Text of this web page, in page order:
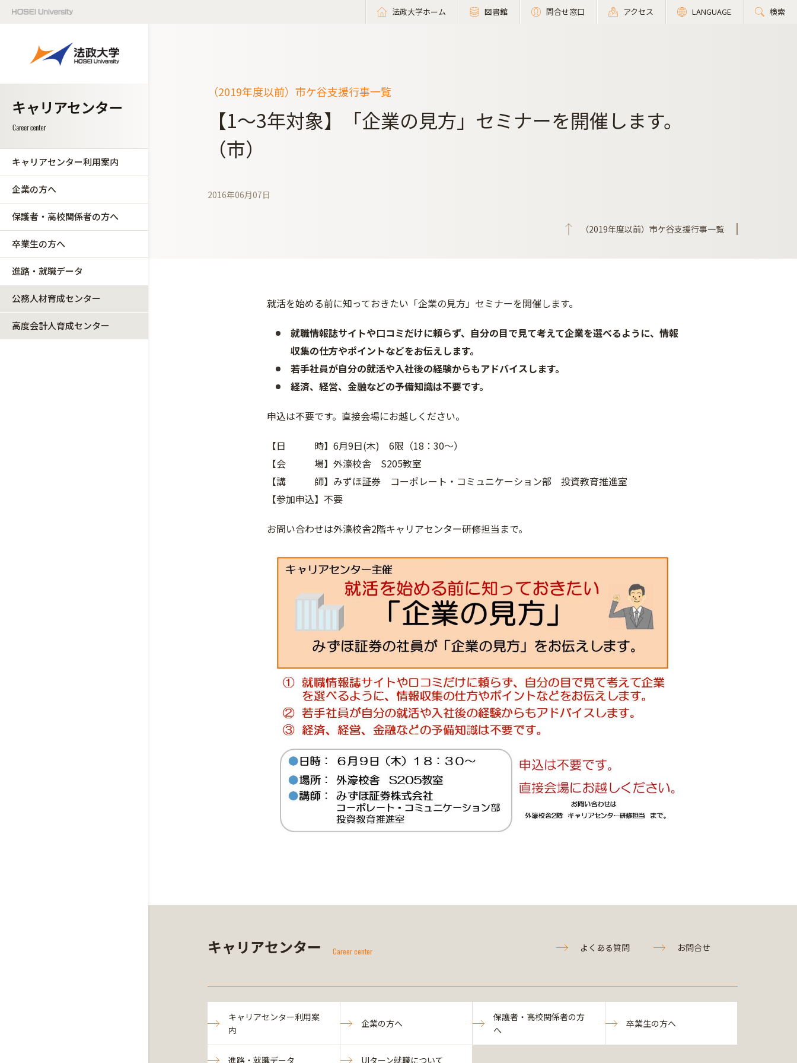
法政大学ホーム 図書館 問合せ窓口 アクセス LANGUAGE 検索
キャリアセンター利用案内
企業の方へ
保護者・高校関係者の方へ
卒業生の方へ
進路・就職データ
公務人材育成センター
高度会計人育成センター
（2019年度以前）市ケ谷支援行事一覧
【1～3年対象】「企業の見方」セミナーを開催します。
（市）
2016年06月07日
（2019年度以前）市ケ谷支援行事一覧
就活を始める前に知っておきたい「企業の見方」セミナーを開催します。
就職情報誌サイトや口コミだけに頼らず、自分の目で見て考えて企業を選べるように、情報
収集の仕方やポイントなどをお伝えします。
若手社員が自分の就活や入社後の経験からもアドバイスします。
経済、経営、金融などの予備知識は不要です。
申込は不要です。直接会場にお越しください。
【日 時】6月9日(木) 6限（18：30～）
【会 場】外濠校舎 S205教室
【講 師】みずほ証券 コーポレート・コミュニケーション部 投資教育推進室
【参加申込】不要
お問い合わせは外濠校舎2階キャリアセンター研修担当まで。
キャリアセンター Career center よくある質問 お問合せ
キャリアセンター利用案
内
企業の方へ
保護者・高校関係者の方
へ
卒業生の方へ
進路・就職データ UIターン就職について